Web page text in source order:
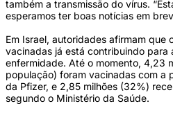
também a transmissão do vírus.
esperamos ter boas notícias em
Em Israel, autoridades afirmam que
vacinadas já está contribuindo para
enfermidade. Até o momento, 4,23
população) foram vacinadas com a
da Pfizer, e 2,85 milhões (32%)
segundo o Ministério da Saúde.